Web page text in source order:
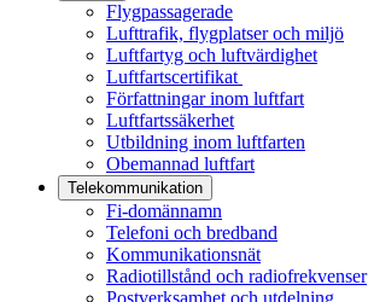
Flygpassagerade
Lufttrafik, flygplatser och miljö
Luftfartyg och luftvärdighet
Luftfartscertifikat
Författningar inom luftfart
Luftfartssäkerhet
Utbildning inom luftfarten
Obemannad luftfart
Telekommunikation
Fi-domännamn
Telefoni och bredband
Kommunikationsnät
Radiotillstånd och radiofrekvenser
Postverksamhet och utdelning